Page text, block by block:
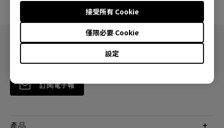
設定
僅限必要 Cookie
接受所有 Cookie
訂閱電子報